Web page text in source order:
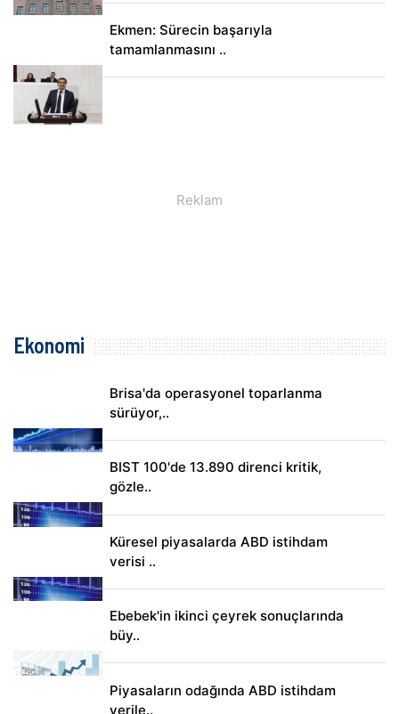
Ekmen: Sürecin başarıyla
tamamlanmasını ..
Ekonomi
Brisa'da operasyonel toparlanma
sürüyor,..
BIST 100'de 13.890 direnci kritik,
gözle..
Küresel piyasalarda ABD istihdam
verisi ..
Ebebek'in ikinci çeyrek sonuçlarında
büy..
Piyasaların odağında ABD istihdam
verile..